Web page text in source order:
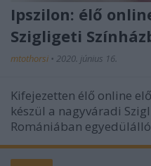
Ipszilon: élő
Szigligeti
mtothorsi • 2020. június 16.
Kifejezetten élő online
készül a nagyváradi
Romániában